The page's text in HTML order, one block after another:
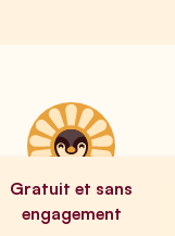
Gratuit et sans
engagement